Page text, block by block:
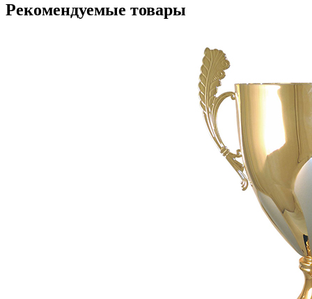
Рекомендуемые товары